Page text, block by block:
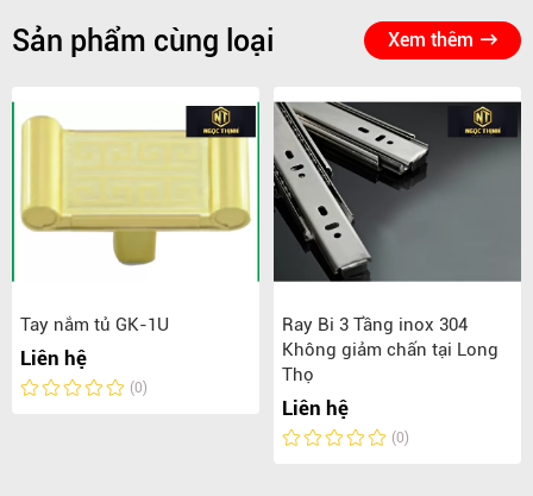
Sản phẩm cùng loại Xem thêm
Tay nắm tủ GK-1U
Liên hệ
(0)
Ray Bi 3 Tầng inox 304
Không giảm chấn tại Long
Thọ
Liên hệ
(0)